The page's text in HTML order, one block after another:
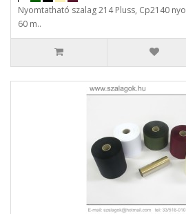
Nyomtatható szalag 214 Pluss, Cp2140
60 m..